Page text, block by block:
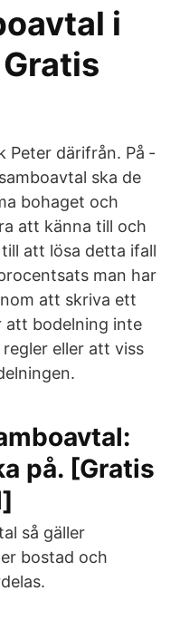
i
Peter därifrån. På
ska de
bohaget och
att känna till och
att lösa detta ifall
man har
att skriva ett
att bodelning inte
eller att viss
på. [Gratis
så gäller
bostad och